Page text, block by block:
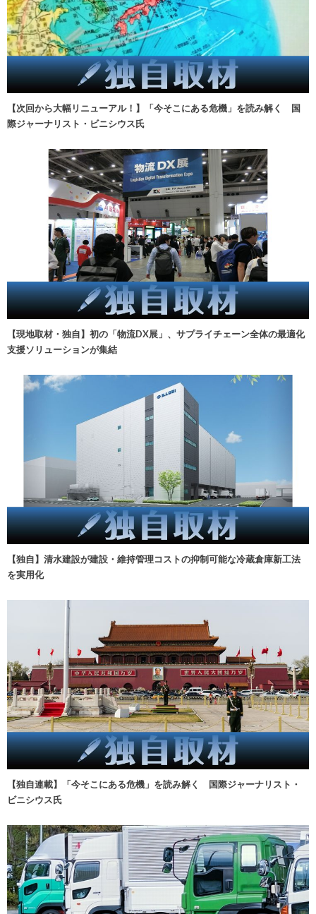
【次回から大幅リニューアル！】「今そこにある危機」を読み解く 国
際ジャーナリスト・ビニシウス氏
【現地取材・独自】初の「物流DX展」、サプライチェーン全体の最適化
支援ソリューションが集結
【独自】清水建設が建設・維持管理コストの抑制可能な冷蔵倉庫新工法
を実用化
【独自連載】「今そこにある危機」を読み解く 国際ジャーナリスト・
ビニシウス氏